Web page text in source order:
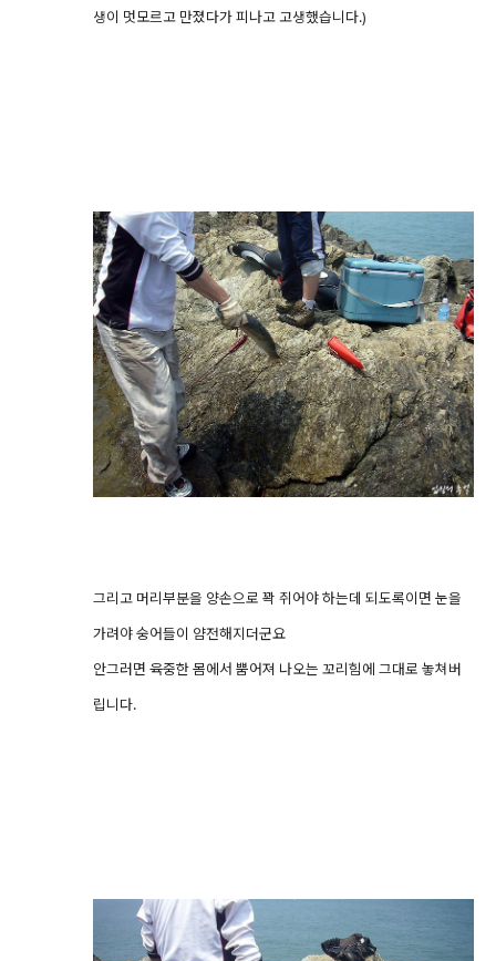
생이 멋모르고 만졌다가 피나고 고생했습니다.)
그리고 머리부분을 양손으로 꽉 쥐어야 하는데 되도록이면 눈을
가려야 숭어들이 얌전해지더군요
안그러면 육중한 몸에서 뿜어져 나오는 꼬리힘에 그대로 놓쳐버
립니다.